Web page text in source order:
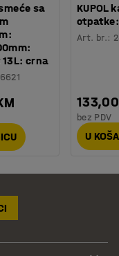
sa
crna
KUPOL
Art. br.:
bez PDV
U